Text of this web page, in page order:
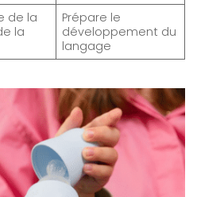
de la
la
Prépare le
développement du
langage